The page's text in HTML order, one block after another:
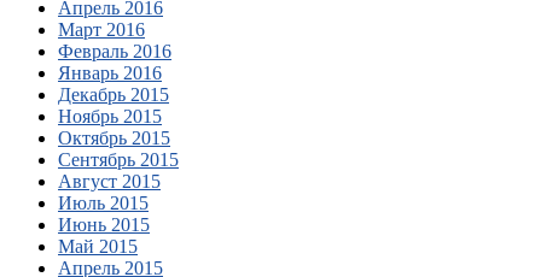
Апрель 2016
Март 2016
Февраль 2016
Январь 2016
Декабрь 2015
Ноябрь 2015
Октябрь 2015
Сентябрь 2015
Август 2015
Июль 2015
Июнь 2015
Май 2015
Апрель 2015